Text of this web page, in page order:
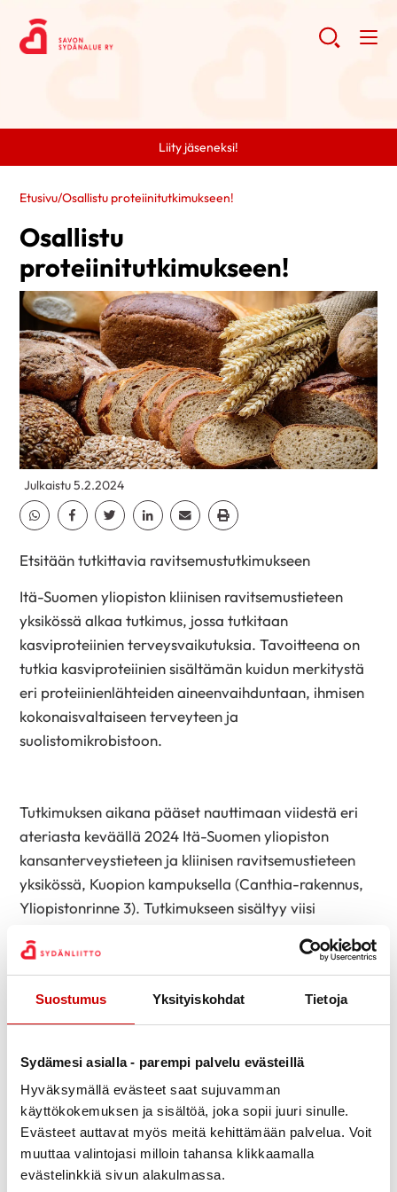
Suostumus Yksityiskohdat Tietoja
Sydämesi asialla - parempi palvelu evästeillä
Hyväksymällä evästeet saat sujuvamman
käyttökokemuksen ja sisältöä, joka sopii juuri sinulle.
Evästeet auttavat myös meitä kehittämään palvelua. Voit
muuttaa valintojasi milloin tahansa klikkaamalla
evästelinkkiä sivun alakulmassa.
Liity jäseneksi!
Etusivu/Osallistu proteiinitutkimukseen!
Osallistu
proteiinitutkimukseen!
Julkaistu 5.2.2024
Jaa Whatsapp
Jaa Facebook
Jaa TwitterJaa Linkedin
Jaa EmailJaa Print
Etsitään tutkittavia ravitsemustutkimukseen
Itä-Suomen yliopiston kliinisen ravitsemustieteen
yksikössä alkaa tutkimus, jossa tutkitaan
kasviproteiinien terveysvaikutuksia. Tavoitteena on
tutkia kasviproteiinien sisältämän kuidun merkitystä
eri proteiinienlähteiden aineenvaihduntaan, ihmisen
kokonaisvaltaiseen terveyteen ja
suolistomikrobistoon.
Tutkimuksen aikana pääset nauttimaan viidestä eri
ateriasta keväällä 2024 Itä-Suomen yliopiston
kansanterveystieteen ja kliinisen ravitsemustieteen
yksikössä, Kuopion kampuksella (Canthia-rakennus,
Yliopistonrinne 3). Tutkimukseen sisältyy viisi
ovat arkiaamuisin ja kestävät n. 4,5 tuntia. Käyntien
aikana sinusta otetaan verinäytteitä ja täytät
tutkimukseen liittyviä kyselyitä. Lisäksi
tutkimuspäivää seuraavana aamuna tuot yliopistolle
palautetta tavanomaisesta ruokavaliostanne sekä
laboratoriomääritysten tulokset.
Etsimme tähän tutkimukseen 30–65-vuotiaita